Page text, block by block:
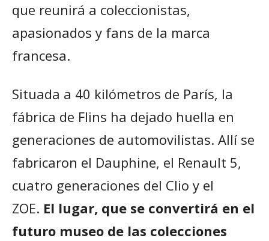
que reunirá a coleccionistas,
apasionados y fans de la marca
francesa.
Situada a 40 kilómetros de París, la
fábrica de Flins ha dejado huella en
generaciones de automovilistas. Allí se
fabricaron el Dauphine, el Renault 5,
cuatro generaciones del Clio y el
ZOE. El lugar, que se convertirá en el
futuro museo de las colecciones